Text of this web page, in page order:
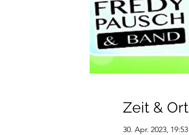
Zeit & Ort
30. Apr. 2023, 19:53